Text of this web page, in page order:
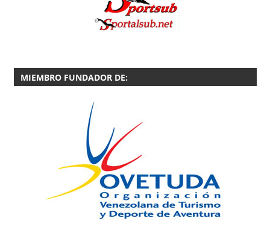
MIEMBRO FUNDADOR DE: